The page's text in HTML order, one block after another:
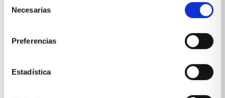
Necesarias
Preferencias
Estadística
Cocinas a medida